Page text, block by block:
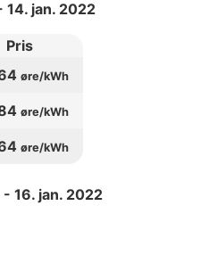
14. jan. 2022
Pris
øre/kWh
øre/kWh
øre/kWh
- 16. jan. 2022